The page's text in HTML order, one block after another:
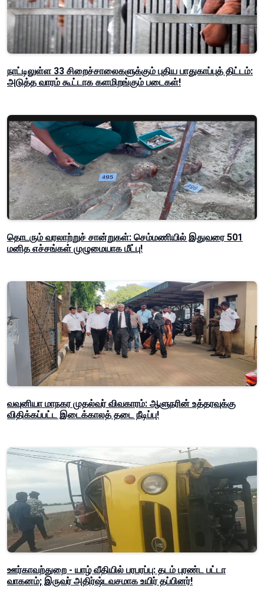
நாட்டிலுள்ள 33 சிறைச்சாலைகளுக்கும் புதிய பாதுகாப்புத் திட்டம்:
அடுத்த வாரம் கூட்டாக களமிறங்கும் படைகள்!
தொடரும் வரலாற்றுச் சான்றுகள்: செம்மணியில் இதுவரை 501
மனித எச்சங்கள் முழுமையாக மீட்பு!
வவுனியா மாநகர முதல்வர் விவகாரம்: ஆளுநரின் உத்தரவுக்கு
விதிக்கப்பட்ட இடைக்காலத் தடை நீடிப்பு!
ஊர்காவற்துறை - யாழ் வீதியில் பரபரப்பு: தடம் புரண்ட பட்டா
வாகனம்; இருவர் அதிர்ஷ்டவசமாக உயிர் தப்பினர்!